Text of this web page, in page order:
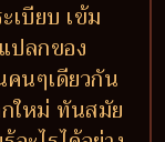
เบียบ เข้ม
ปลกของ
นๆเดียวกัน
ใหม่ ทันสมัย